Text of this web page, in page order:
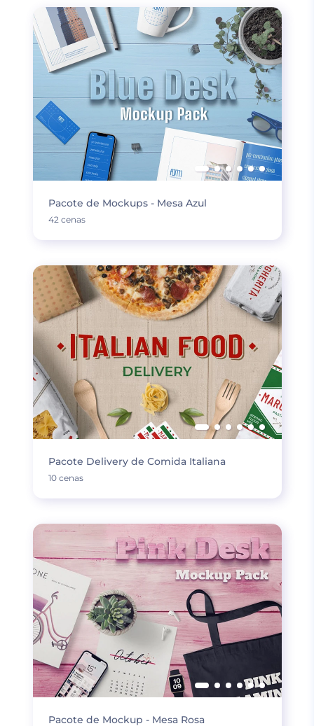
Pacote de Mockups - Mesa Azul
42 cenas
Pacote Delivery de Comida Italiana
10 cenas
Pacote de Mockup - Mesa Rosa